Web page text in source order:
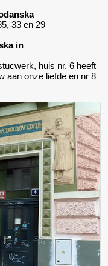
33 en 29
in
huis nr. 6 heeft
aan onze liefde en nr 8